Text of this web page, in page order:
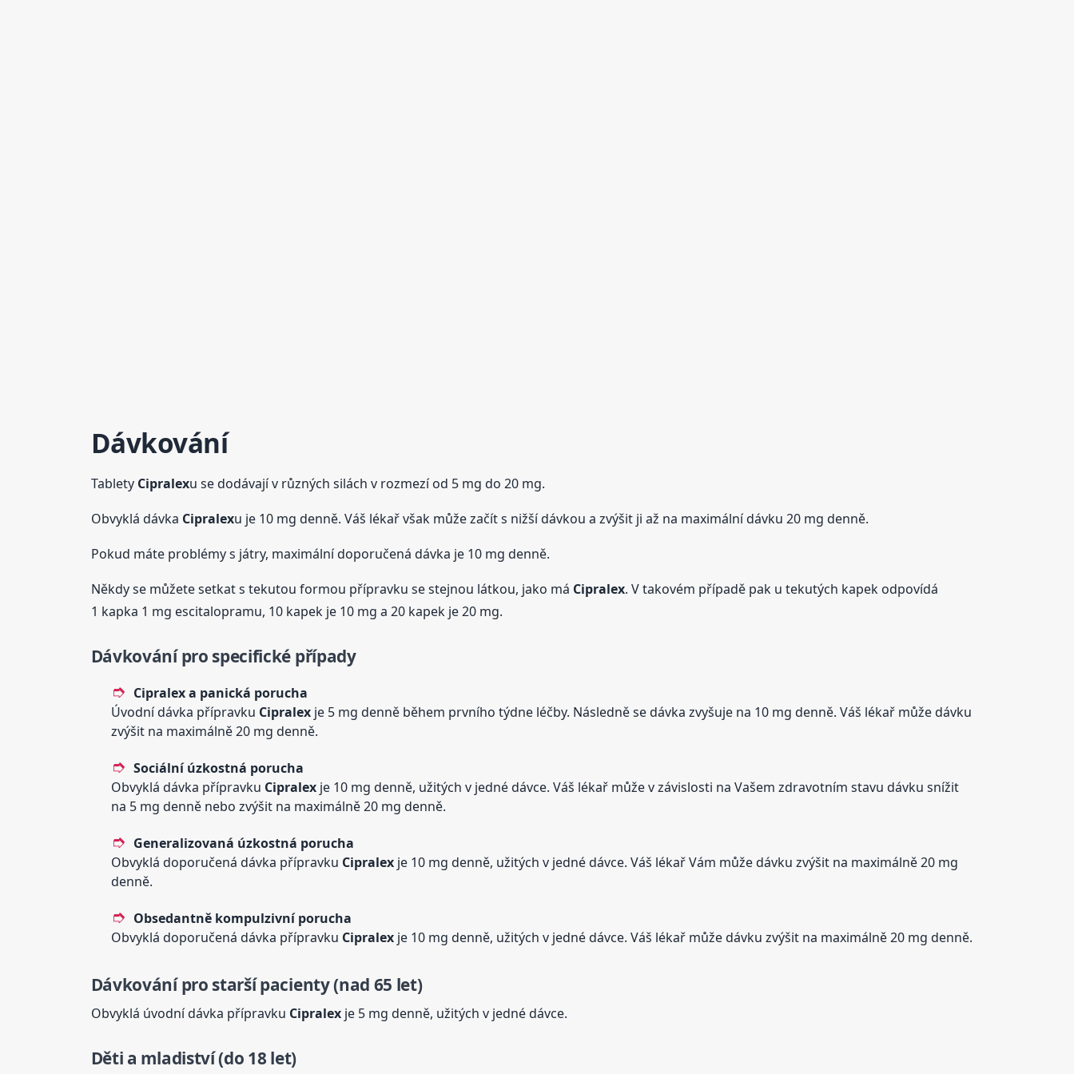
Dávkování
Tablety Cipralexu se dodávají v různých silách v rozmezí od 5 mg do 20 mg.
Obvyklá dávka Cipralexu je 10 mg denně. Váš lékař však může začít s nižší dávkou a zvýšit ji až na maximální dávku 20 mg denně.
Pokud máte problémy s játry, maximální doporučená dávka je 10 mg denně.
Někdy se můžete setkat s tekutou formou přípravku se stejnou látkou, jako má Cipralex. V takovém případě pak u tekutých kapek odpovídá
1 kapka 1 mg escitalopramu, 10 kapek je 10 mg a 20 kapek je 20 mg.
Dávkování pro specifické případy
Cipralexa panická porucha
Úvodní dávka přípravku Cipralexje 5 mg denně během prvního týdne léčby. Následně se dávka zvyšuje na 10 mg denně. Váš lékař může dávku
zvýšit na maximálně 20 mg denně.
Sociální úzkostná porucha
Obvyklá dávka přípravku Cipralexje 10 mg denně, užitých v jedné dávce. Váš lékař může v závislosti na Vašem zdravotním stavu dávku snížit
na 5 mg denně nebo zvýšit na maximálně 20 mg denně.
Generalizovaná úzkostná porucha
Obvyklá doporučená dávka přípravku Cipralexje 10 mg denně, užitých v jedné dávce. Váš lékař Vám může dávku zvýšit na maximálně 20 mg
denně.
Obsedantně kompulzivní porucha
Obvyklá doporučená dávka přípravku Cipralexje 10 mg denně, užitých v jedné dávce. Váš lékař může dávku zvýšit na maximálně 20 mg denně.
Dávkování pro starší pacienty (nad 65 let)
Obvyklá úvodní dávka přípravku Cipralexje 5 mg denně, užitých v jedné dávce.
Děti a mladiství (do 18 let)